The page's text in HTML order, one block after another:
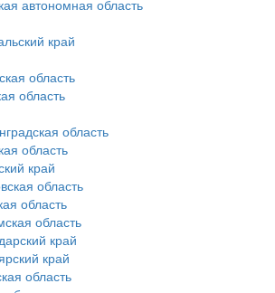
автономная область
край
область
область
область
область
край
область
область
область
край
край
область